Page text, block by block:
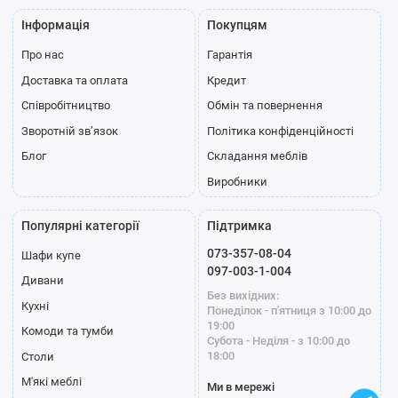
Інформація
Про нас
Доставка та оплата
Співробітництво
Зворотній зв’язок
Блог
Покупцям
Гарантія
Кредит
Обмін та повернення
Політика конфіденційності
Складання меблів
Виробники
Популярні категорії
Шафи купе
Дивани
Кухні
Комоди та тумби
Столи
М'які меблі
Підтримка
073-357-08-04
097-003-1-004
Без вихідних:
Понеділок - п'ятниця з 10:00 до
19:00
Субота - Неділя - з 10:00 до
18:00
Ми в мережі